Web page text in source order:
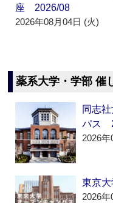
座 2026/08
2026年08月04日 (火)
薬系大学・学部 催
同志
パス
2026
東京
2026